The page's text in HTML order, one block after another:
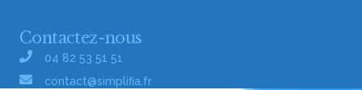
Contactez-nous
04 82 53 51 51
contact@simplifia.fr